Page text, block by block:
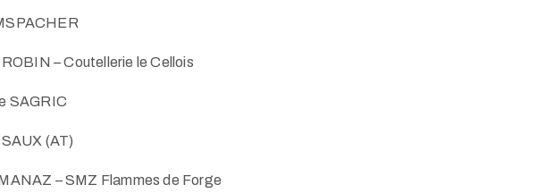
– Coutellerie le Cellois
SAGRIC
(AT)
– SMZ Flammes de Forge